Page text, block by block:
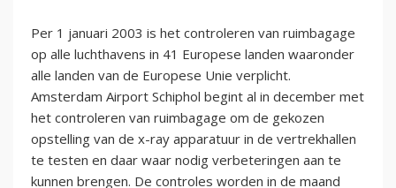
Per 1 januari 2003 is het controleren van ruimbagage
op alle luchthavens in 41 Europese landen waaronder
alle landen van de Europese Unie verplicht.
Amsterdam Airport Schiphol begint al in december met
het controleren van ruimbagage om de gekozen
opstelling van de x-ray apparatuur in de vertrekhallen
te testen en daar waar nodig verbeteringen aan te
kunnen brengen. De controles worden in de maand